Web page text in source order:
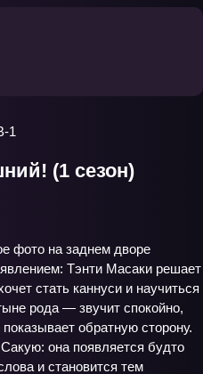
(1 сезон)
фото на заднем дворе
Тэнти Масаки решает
стать каннуси и научиться
рода — звучит спокойно,
обратную сторону.
она появляется будто
и становится тем